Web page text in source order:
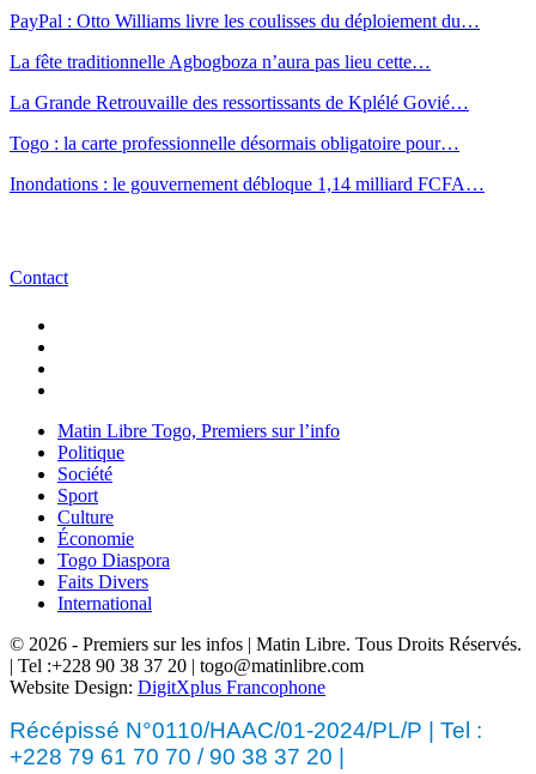
PayPal : Otto Williams livre les coulisses du déploiement du…
La fête traditionnelle Agbogboza n’aura pas lieu cette…
La Grande Retrouvaille des ressortissants de Kplélé Govié…
Togo : la carte professionnelle désormais obligatoire pour…
Inondations : le gouvernement débloque 1,14 milliard FCFA…
Contact
Matin Libre Togo, Premiers sur l’info
Politique
Société
Sport
Culture
Économie
Togo Diaspora
Faits Divers
International
© 2026 - Premiers sur les infos | Matin Libre. Tous Droits Réservés.
| Tel :+228 90 38 37 20 | togo@matinlibre.com
Website Design: DigitXplus Francophone
Récépissé N°0110/HAAC/01-2024/PL/P | Tel :
+228 79 61 70 70 / 90 38 37 20 |